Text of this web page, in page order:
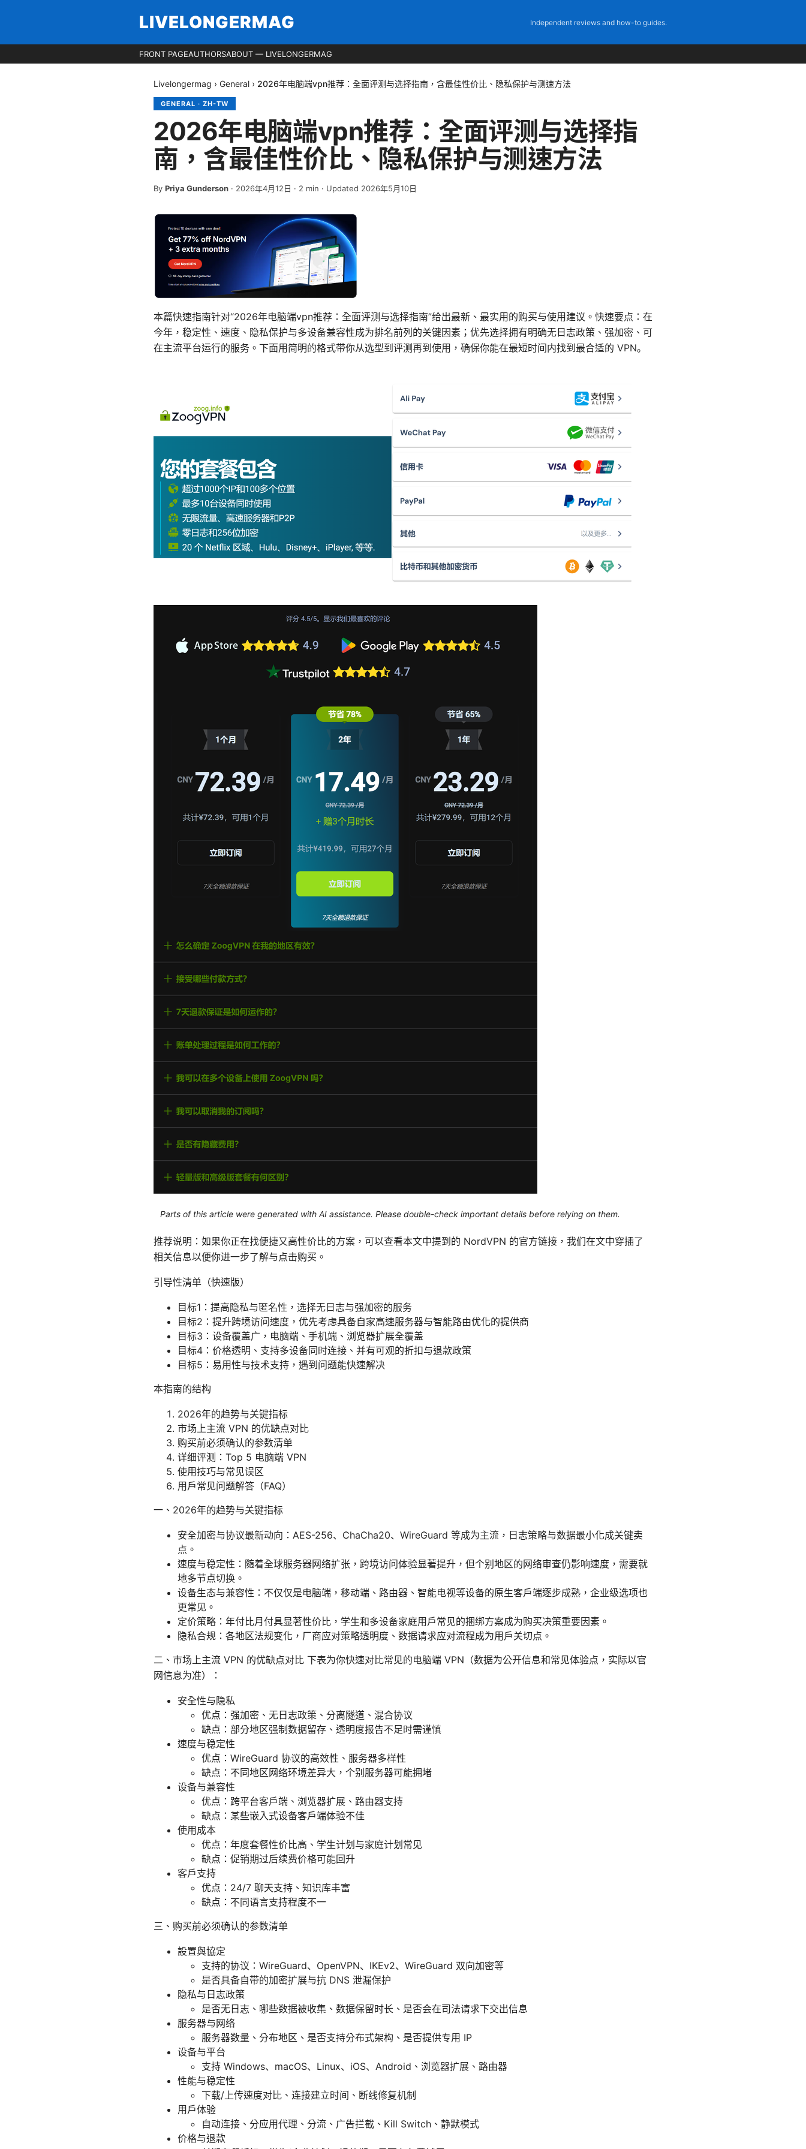
LIVELONGERMAG Independent reviews and how-to guides.
FRONT PAGEAUTHORSABOUT — LIVELONGERMAG
Livelongermag › General › 2026年电脑端vpn推荐：全面评测与选择指南，含最佳性价比、隐私保护与测速方法
GENERAL · ZH-TW
2026年电脑端vpn推荐：全面评测与选择指
南，含最佳性价比、隐私保护与测速方法
By Priya Gunderson · 2026年4月12日 · 2 min · Updated 2026年5月10日
本篇快速指南针对“2026年电脑端vpn推荐：全面评测与选择指南”给出最新、最实用的购买与使用建议。快速要点：在
今年，稳定性、速度、隐私保护与多设备兼容性成为排名前列的关键因素；优先选择拥有明确无日志政策、强加密、可
在主流平台运行的服务。下面用简明的格式带你从选型到评测再到使用，确保你能在最短时间内找到最合适的 VPN。
Parts of this article were generated with AI assistance. Please double-check important details before relying on them.
推荐说明：如果你正在找便捷又高性价比的方案，可以查看本文中提到的 NordVPN 的官方链接，我们在文中穿插了
相关信息以便你进一步了解与点击购买。
引导性清单（快速版）
目标1：提高隐私与匿名性，选择无日志与强加密的服务
目标2：提升跨境访问速度，优先考虑具备自家高速服务器与智能路由优化的提供商
目标3：设备覆盖广，电脑端、手机端、浏览器扩展全覆盖
目标4：价格透明、支持多设备同时连接、并有可观的折扣与退款政策
目标5：易用性与技术支持，遇到问题能快速解决
本指南的结构
2026年的趋势与关键指标
市场上主流 VPN 的优缺点对比
购买前必须确认的参数清单
详细评测：Top 5 电脑端 VPN
使用技巧与常见误区
用户常见问题解答（FAQ）
一、2026年的趋势与关键指标
安全加密与协议最新动向：AES-256、ChaCha20、WireGuard 等成为主流，日志策略与数据最小化成关键卖
点。
速度与稳定性：随着全球服务器网络扩张，跨境访问体验显著提升，但个别地区的网络审查仍影响速度，需要就
地多节点切换。
设备生态与兼容性：不仅仅是电脑端，移动端、路由器、智能电视等设备的原生客户端逐步成熟，企业级选项也
更常见。
定价策略：年付比月付具显著性价比，学生和多设备家庭用户常见的捆绑方案成为购买决策重要因素。
隐私合规：各地区法规变化，厂商应对策略透明度、数据请求应对流程成为用户关切点。
二、市场上主流 VPN 的优缺点对比 下表为你快速对比常见的电脑端 VPN（数据为公开信息和常见体验点，实际以官
网信息为准）：
安全性与隐私
优点：强加密、无日志政策、分离隧道、混合协议
缺点：部分地区强制数据留存、透明度报告不足时需谨慎
速度与稳定性
优点：WireGuard 协议的高效性、服务器多样性
缺点：不同地区网络环境差异大，个别服务器可能拥堵
设备与兼容性
优点：跨平台客户端、浏览器扩展、路由器支持
缺点：某些嵌入式设备客户端体验不佳
使用成本
优点：年度套餐性价比高、学生计划与家庭计划常见
缺点：促销期过后续费价格可能回升
客户支持
优点：24/7 聊天支持、知识库丰富
缺点：不同语言支持程度不一
三、购买前必须确认的参数清单
設置與協定
支持的协议：WireGuard、OpenVPN、IKEv2、WireGuard 双向加密等
是否具备自带的加密扩展与抗 DNS 泄漏保护
隐私与日志政策
是否无日志、哪些数据被收集、数据保留时长、是否会在司法请求下交出信息
服务器与网络
服务器数量、分布地区、是否支持分布式架构、是否提供专用 IP
设备与平台
支持 Windows、macOS、Linux、iOS、Android、浏览器扩展、路由器
性能与稳定性
下载/上传速度对比、连接建立时间、断线修复机制
用户体验
自动连接、分应用代理、分流、广告拦截、Kill Switch、静默模式
价格与退款